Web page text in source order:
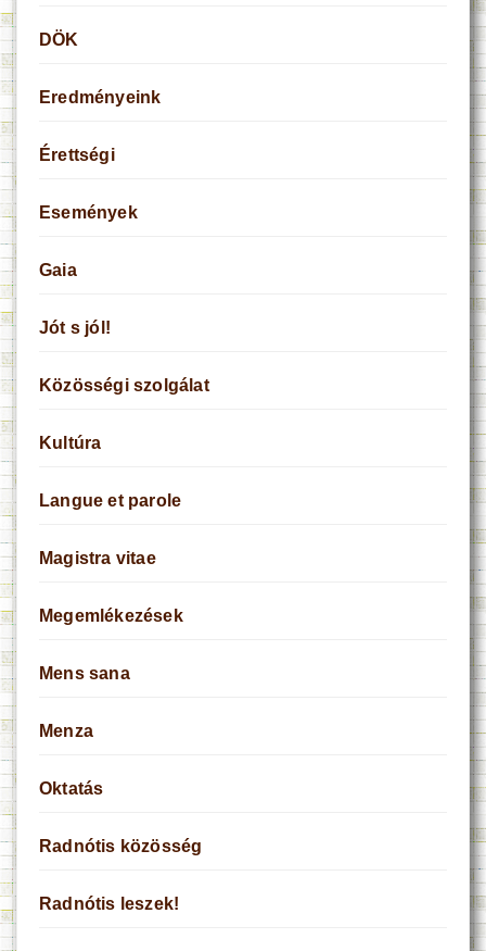
DÖK
Eredményeink
Érettségi
Események
Gaia
Jót s jól!
Közösségi szolgálat
Kultúra
Langue et parole
Magistra vitae
Megemlékezések
Mens sana
Menza
Oktatás
Radnótis közösség
Radnótis leszek!